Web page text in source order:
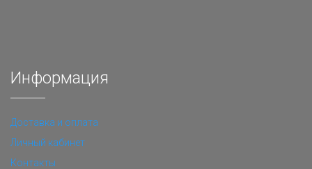
Информация
Доставка и оплата
Личный кабинет
Контакты